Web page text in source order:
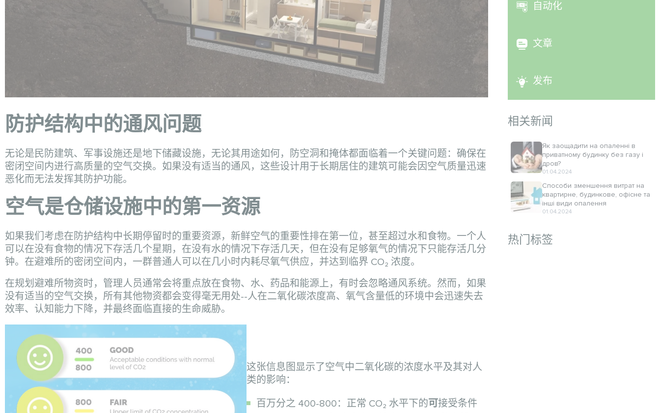
防护结构中的通风问题
无论是民防建筑、军事设施还是地下储藏设施，无论其用途如何，防空洞和掩体都面临着一个关键问题：确保在
密闭空间内进行高质量的空气交换。如果没有适当的通风，这些设计用于长期居住的建筑可能会因空气质量迅速
恶化而无法发挥其防护功能。
空气是仓储设施中的第一资源
如果我们考虑在防护结构中长期停留时的重要资源，新鲜空气的重要性排在第一位，甚至超过水和食物。一个人
可以在没有食物的情况下存活几个星期，在没有水的情况下存活几天，但在没有足够氧气的情况下只能存活几分
钟。在避难所的密闭空间内，一群普通人可以在几小时内耗尽氧气供应，并达到临界 CO₂ 浓度。
在规划避难所物资时，管理人员通常会将重点放在食物、水、药品和能源上，有时会忽略通风系统。然而，如果
没有适当的空气交换，所有其他物资都会变得毫无用处--人在二氧化碳浓度高、氧气含量低的环境中会迅速失去
效率、认知能力下降，并最终面临直接的生命威胁。
这张信息图显示了空气中二氧化碳的浓度水平及其对人
类的影响：
百万分之 400-800：正常 CO₂ 水平下的可接受条件
自动化
文章
发布
相关新闻
Як заощадити на опаленні в
приватному будинку без газу і
дров?
01.04.2024
Способи зменшення витрат на
квартирне, будинкове, офісне та
інші види опалення
01.04.2024
热门标签